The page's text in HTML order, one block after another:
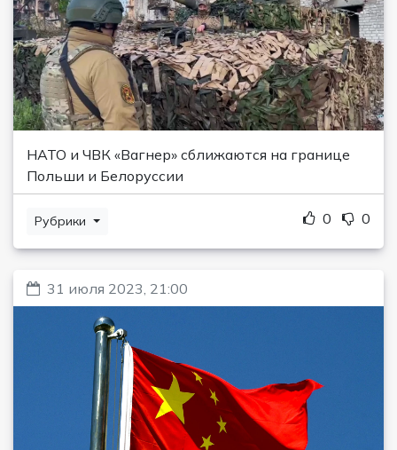
НАТО и ЧВК «Вагнер» сближаются на границе
Польши и Белоруссии
Рубрики 0 0
31 июля 2023, 21:00